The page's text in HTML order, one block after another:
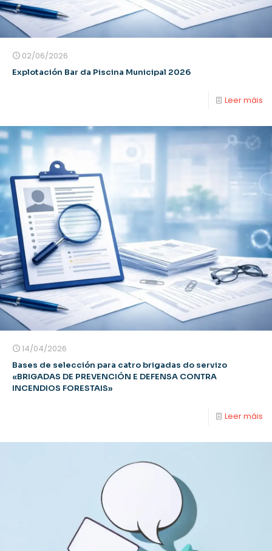
02/06/2026
Explotación Bar da Piscina Municipal 2026
Leer máis
14/04/2026
Bases de selección para catro brigadas do servizo
«BRIGADAS DE PREVENCIÓN E DEFENSA CONTRA
INCENDIOS FORESTAIS»
Leer máis